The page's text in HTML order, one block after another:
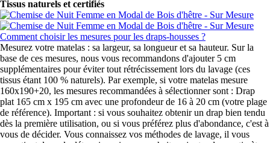
Tissus naturels et certifiés
Comment choisir les mesures pour les draps-housses ?
Mesurez votre matelas : sa largeur, sa longueur et sa hauteur. Sur la
base de ces mesures, nous vous recommandons d'ajouter 5 cm
supplémentaires pour éviter tout rétrécissement lors du lavage (ces
tissus étant 100 % naturels). Par exemple, si votre matelas mesure
160x190+20, les mesures recommandées à sélectionner sont : Drap
plat 165 cm x 195 cm avec une profondeur de 16 à 20 cm (votre plage
de référence). Important : si vous souhaitez obtenir un drap bien tendu
dès la première utilisation, ou si vous préférez plus d'abondance, c'est à
vous de décider. Vous connaissez vos méthodes de lavage, il vous